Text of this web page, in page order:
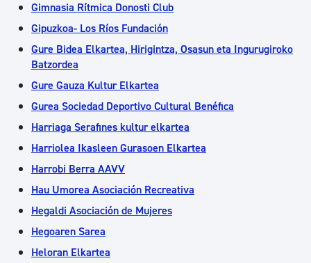
Gimnasia Rítmica Donosti Club
Gipuzkoa- Los Ríos Fundación
Gure Bidea Elkartea, Hirigintza, Osasun eta Ingurugiroko
Batzordea
Gure Gauza Kultur Elkartea
Gurea Sociedad Deportivo Cultural Benéfica
Harriaga Serafines kultur elkartea
Harriolea Ikasleen Gurasoen Elkartea
Harrobi Berra AAVV
Hau Umorea Asociación Recreativa
Hegaldi Asociación de Mujeres
Hegoaren Sarea
Heloran Elkartea